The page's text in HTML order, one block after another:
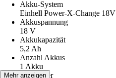
Akku-System
Einhell Power-X-Change 18V
Akkuspannung
18 V
Akkukapazität
5,2 Ah
Anzahl Akkus
1 Akku
Ladedauer
Mehr anzeigen